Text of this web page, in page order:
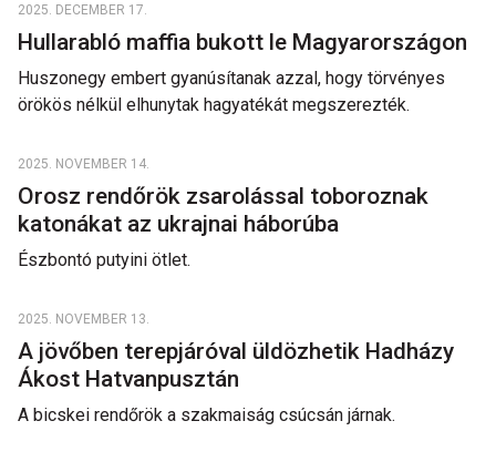
2025. DECEMBER 17.
Hullarabló maffia bukott le Magyarországon
Huszonegy embert gyanúsítanak azzal, hogy törvényes
örökös nélkül elhunytak hagyatékát megszerezték.
2025. NOVEMBER 14.
Orosz rendőrök zsarolással toboroznak
katonákat az ukrajnai háborúba
Észbontó putyini ötlet.
2025. NOVEMBER 13.
A jövőben terepjáróval üldözhetik Hadházy
Ákost Hatvanpusztán
A bicskei rendőrök a szakmaiság csúcsán járnak.